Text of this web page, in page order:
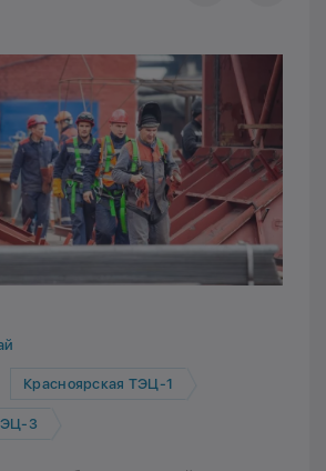
Красноярская ТЭЦ-1
3